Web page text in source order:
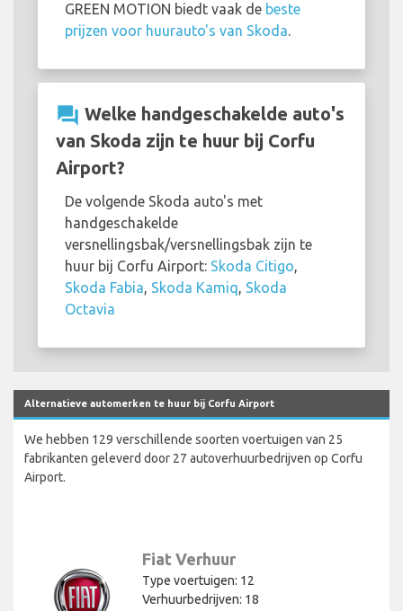
GREEN MOTION biedt vaak de beste
prijzen voor huurauto's van Skoda.
question_answer Welke handgeschakelde auto's
van Skoda zijn te huur bij Corfu
Airport?
De volgende Skoda auto's met
handgeschakelde
versnellingsbak/versnellingsbak zijn te
huur bij Corfu Airport: Skoda Citigo,
Skoda Fabia, Skoda Kamiq, Skoda
Octavia
Alternatieve automerken te huur bij Corfu Airport
We hebben 129 verschillende soorten voertuigen van 25
fabrikanten geleverd door 27 autoverhuurbedrijven op Corfu
Airport.
Fiat Verhuur
Type voertuigen: 12
Verhuurbedrijven: 18